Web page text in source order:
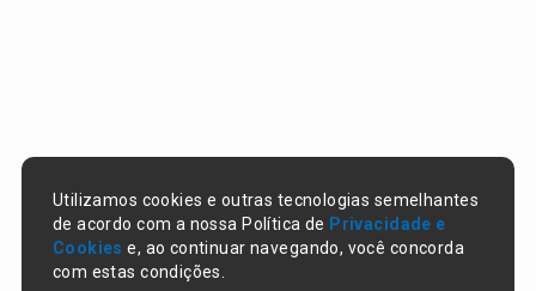
Utilizamos cookies e outras tecnologias semelhantes
de acordo com a nossa Política de Privacidade e
Cookies e, ao continuar navegando, você concorda
com estas condições.